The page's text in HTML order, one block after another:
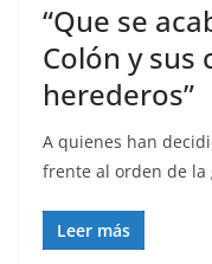
“Que se
Colón y sus
herederos”
A quienes han
frente al orden de la
Leer más